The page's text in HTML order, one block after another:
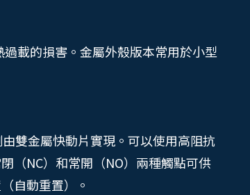
載的損害。金屬外殼版本常用於小型
雙金屬快動片實現。可以使用高阻抗
（NC）和常開（NO）兩種觸點可供
自動重置）。